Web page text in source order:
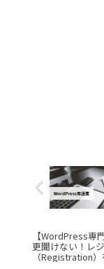
【WordPress専
更聞けない！レ
（Registration